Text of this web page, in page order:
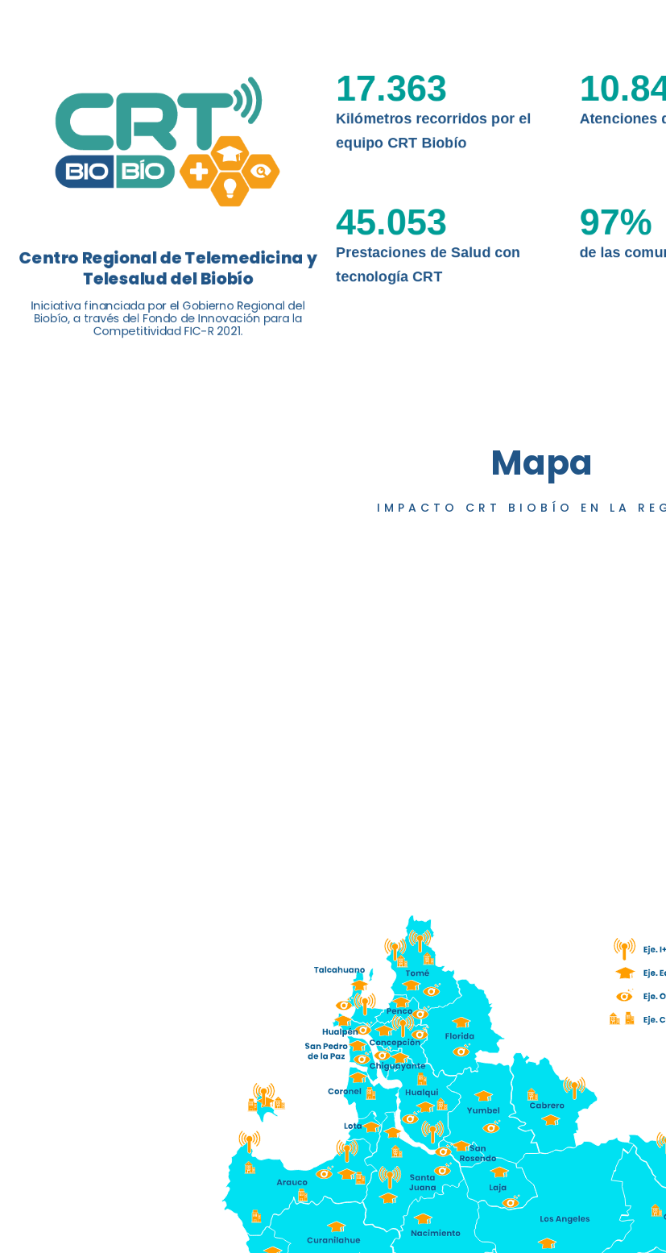
ABORDAJE CLÍNICO EN
MDPA
balance de tres años acercando la salud digital a los habitantes...
Leer más
Centro Regional de Telemedicina y
Telesalud del Biobío
Iniciativa financiada por el Gobierno Regional del
Biobío, a través del Fondo de Innovación para la
Competitividad FIC-R 2021.
Kilómetros recorridos por el
equipo CRT Biobío
17.363
Atenciones
Prestaciones de Salud con
tecnología CRT
45.053
de las
97%
Mapa
IMPACTO CRT BIOBÍO EN LA